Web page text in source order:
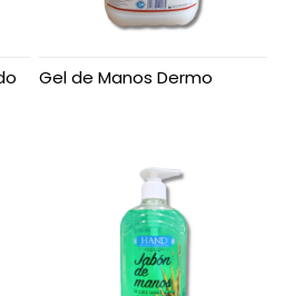
Gel de Manos Dermo